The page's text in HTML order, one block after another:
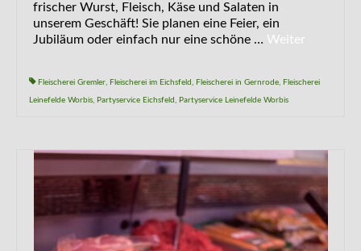
frischer Wurst, Fleisch, Käse und Salaten in
unserem Geschäft! Sie planen eine Feier, ein
Jubiläum oder einfach nur eine schöne … Weiter
Fleischerei Gremler, Fleischerei im Eichsfeld , Fleischerei in Gernrode, Fleischerei
Leinefelde Worbis, Partyservice Eichsfeld , Partyservice Leinefelde Worbis